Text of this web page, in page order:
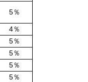
5％
4％
5％
5％
5％
5％